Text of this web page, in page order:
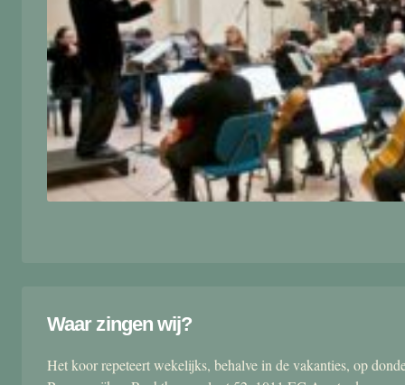
Waar zingen wij?
Het koor repeteert wekelijks, behalve in de vakanties, op